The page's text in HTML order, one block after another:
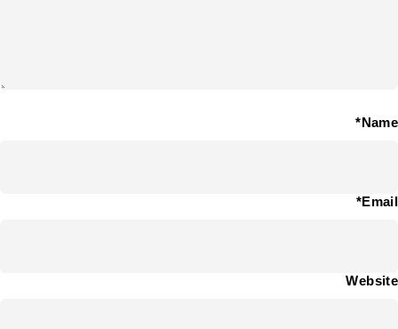
Name*
Email*
Website